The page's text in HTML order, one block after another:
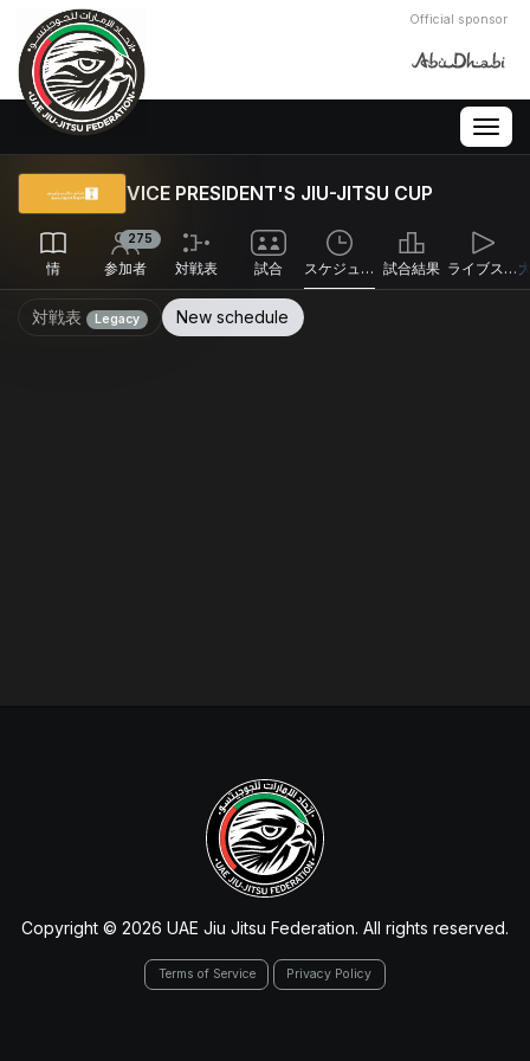
Official sponsor
VICE PRESIDENT'S JIU-JITSU CUP
情 参加者
275
対戦表 試合 スケジュール 試合結果 ライブストリーム
対戦表 Legacy New schedule
Copyright © 2026 UAE Jiu Jitsu Federation. All rights reserved.
Terms of Service Privacy Policy